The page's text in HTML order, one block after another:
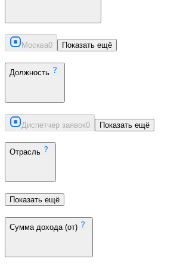
Москва0 Показать ещё
Должность
Диспетчер заявок0 Показать ещё
Отрасль
Показать ещё
Сумма дохода (от)